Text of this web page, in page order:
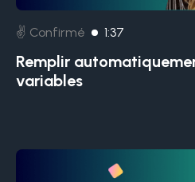
✌️ Confirmé 1:37
Remplir
variables